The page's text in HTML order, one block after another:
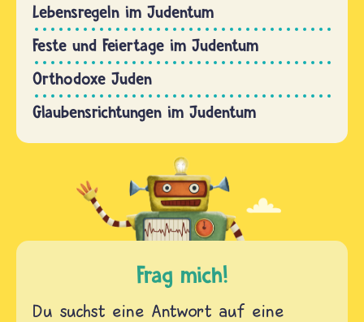
Lebensregeln im Judentum
Feste und Feiertage im Judentum
Orthodoxe Juden
Glaubensrichtungen im Judentum
Frag mich!
Du suchst eine Antwort auf eine